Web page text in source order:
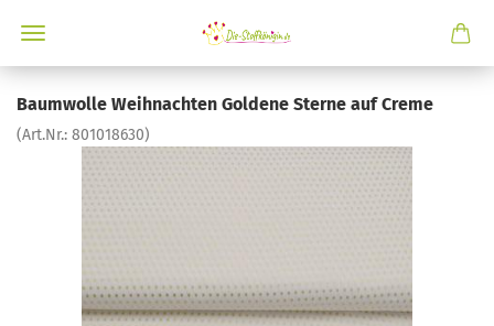
Baumwolle Weihnachten Goldene Sterne auf Creme
(Art.Nr.: 801018630)